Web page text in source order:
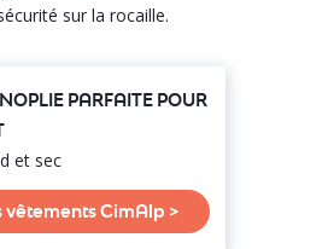
sur la rocaille.
PARFAITE POUR
et sec
vêtements CimAlp >